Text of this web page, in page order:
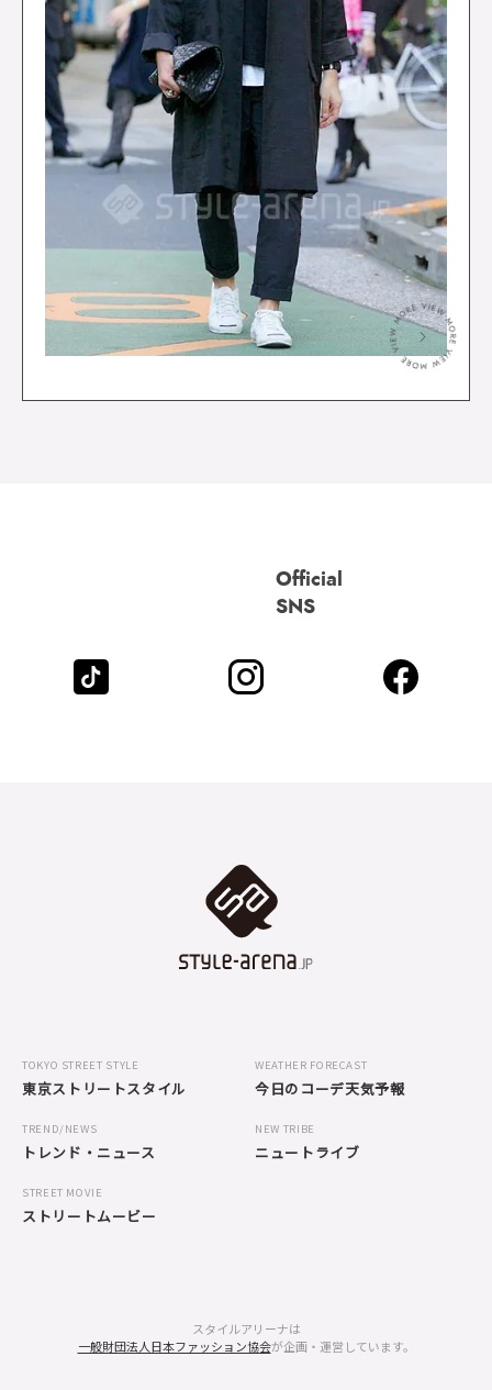
＞
Official
SNS
TOKYO STREET STYLE
東京ストリートスタイル
WEATHER FORECAST
今日のコーデ天気予報
TREND/NEWS
トレンド・ニュース
NEW TRIBE
ニュートライブ
STREET MOVIE
ストリートムービー
スタイルアリーナは
一般財団法人日本ファッション協会が企画・運営しています。